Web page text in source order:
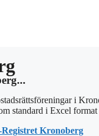
i
standard i Excel
Kronoberg